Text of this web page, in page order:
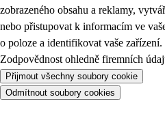
zobrazeného obsahu a reklamy,
nebo přistupovat k informacím ve
o poloze a identifikovat vaše zařízení.
Zodpovědnost ohledně firemních
Přijmout všechny soubory cookie
Odmítnout soubory cookies